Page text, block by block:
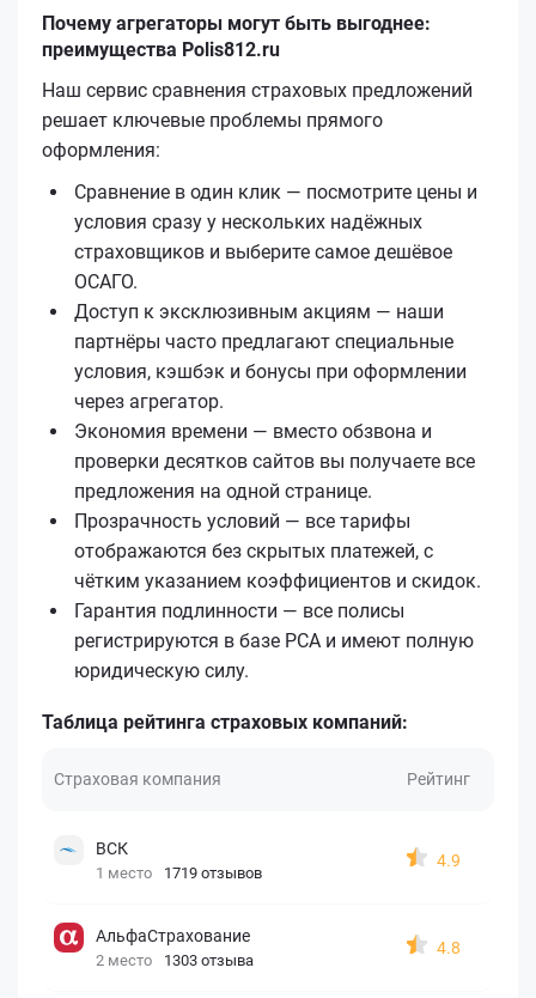
Почему агрегаторы могут быть выгоднее:
преимущества Polis812.ru
Наш сервис сравнения страховых предложений
решает ключевые проблемы прямого
оформления:
Сравнение в один клик — посмотрите цены и
условия сразу у нескольких надёжных
страховщиков и выберите самое дешёвое
ОСАГО.
Доступ к эксклюзивным акциям — наши
партнёры часто предлагают специальные
условия, кэшбэк и бонусы при оформлении
через агрегатор.
Экономия времени — вместо обзвона и
проверки десятков сайтов вы получаете все
предложения на одной странице.
Прозрачность условий — все тарифы
отображаются без скрытых платежей, с
чётким указанием коэффициентов и скидок.
Гарантия подлинности — все полисы
регистрируются в базе РСА и имеют полную
юридическую силу.
Таблица рейтинга страховых компаний:
Страховая компания Рейтинг
ВСК
1 место 1719 отзывов
4.9
АльфаСтрахование
2 место 1303 отзыва
4.8